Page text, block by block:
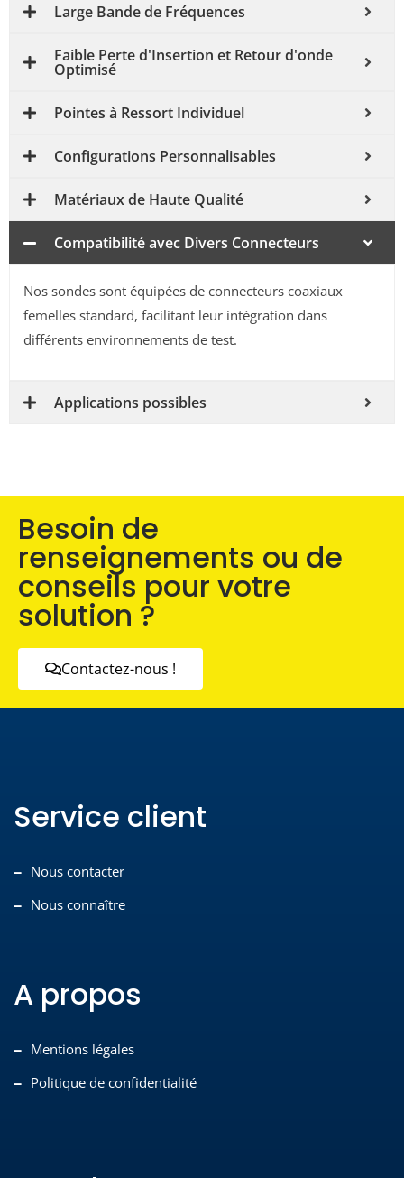
Large Bande de Fréquences
Faible Perte d'Insertion et Retour d'onde
Optimisé
Pointes à Ressort Individuel
Configurations Personnalisables
Matériaux de Haute Qualité
Compatibilité avec Divers Connecteurs
Nos sondes sont équipées de connecteurs coaxiaux
femelles standard, facilitant leur intégration dans
différents environnements de test.
Applications possibles
Besoin de
renseignements ou de
conseils pour votre
solution ?
Contactez-nous !
Service client
Nous contacter
Nous connaître
A propos
Mentions légales
Politique de confidentialité